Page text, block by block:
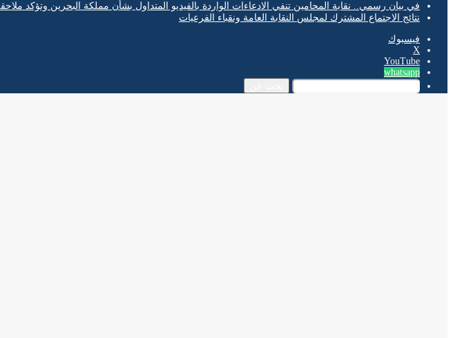
في بيان رسمي.. نقابة المحامين تنفي الادعاءات الواردة بالفيديو المتداول بشأن مملكة البحرين وتؤكد
نتائج الاجتماع المشترك لمجلس النقابة العامة ونقباء الفرعيات
فيسبوك
‫X
‫YouTube
whatsapp